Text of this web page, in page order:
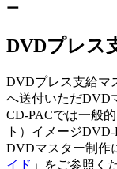
ー
DVDプレス
DVDプレス支給マ
へ送付いただDVD
CD-PACでは一般
ト）イメージ
DVDマスター制作
イド 」をご参照く